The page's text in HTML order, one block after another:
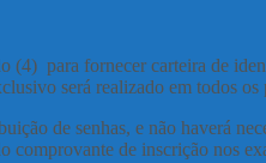
para fornecer carteira de
será realizado em todos
de senhas, e não haverá
comprovante de inscrição nos